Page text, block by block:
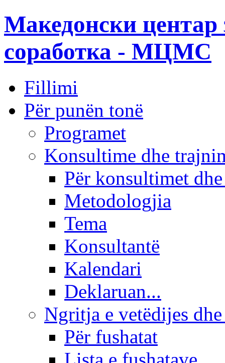
Македонски центар
соработка - МЦМС
Fillimi
Për punën tonë
Programet
Konsultime dhe
Për konsultimet
Metodologjia
Tema
Konsultantë
Kalendari
Deklaruan...
Ngritja e vetëdijes
Për fushatat